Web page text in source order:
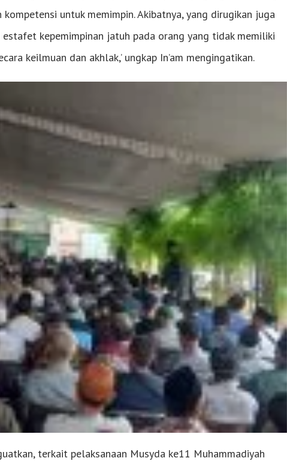
untuk memimpin. Akibatnya, yang dirugikan juga
estafet kepemimpinan jatuh pada orang yang tidak memiliki
keilmuan dan akhlak,’ ungkap In’am mengingatikan.
terkait pelaksanaan Musyda ke11 Muhammadiyah